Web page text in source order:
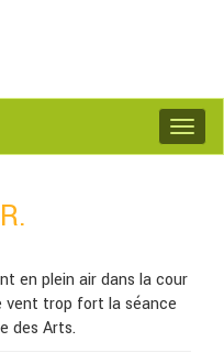
Menu
en plein air dans la cour
vent trop fort la séance
des Arts.